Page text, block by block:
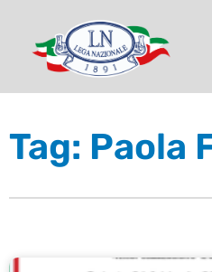
Tag: Paola